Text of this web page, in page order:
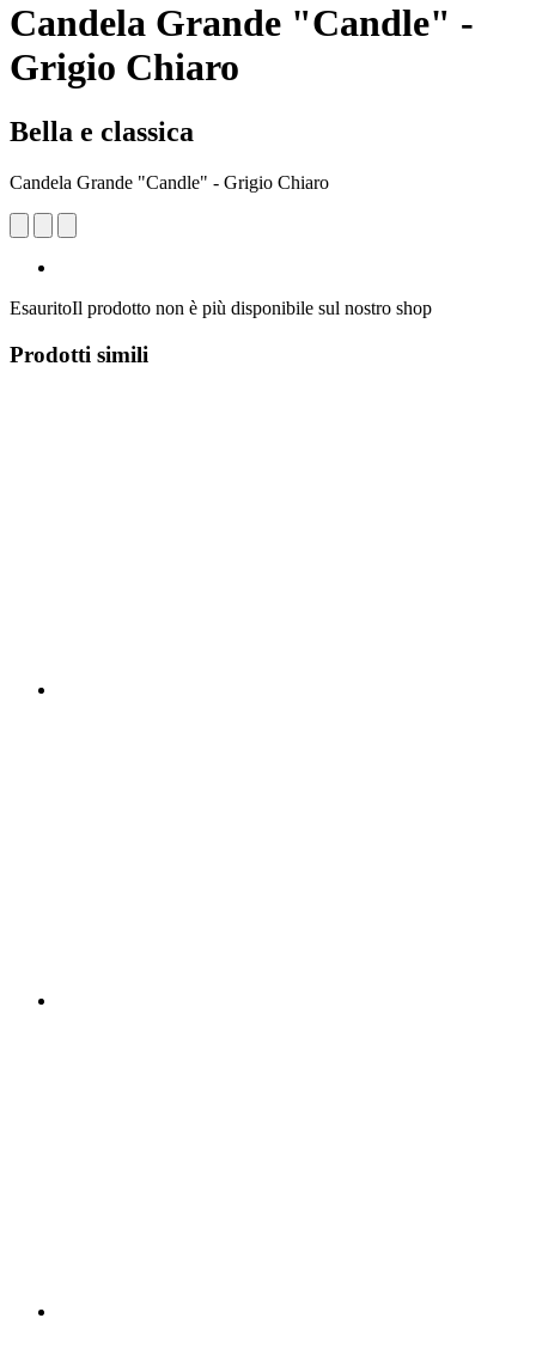
Candela Grande "Candle" -
Grigio Chiaro
Bella e classica
Candela Grande "Candle" - Grigio Chiaro
EsauritoIl prodotto non è più disponibile sul nostro shop
Prodotti simili